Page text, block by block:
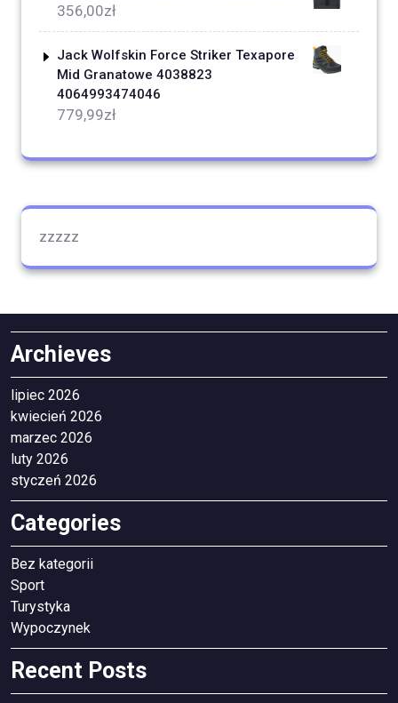
356,00zł
Jack Wolfskin Force Striker Texapore
Mid Granatowe 4038823
4064993474046
779,99zł
zzzzz
Archieves
lipiec 2026
kwiecień 2026
marzec 2026
luty 2026
styczeń 2026
Categories
Bez kategorii
Sport
Turystyka
Wypoczynek
Recent Posts